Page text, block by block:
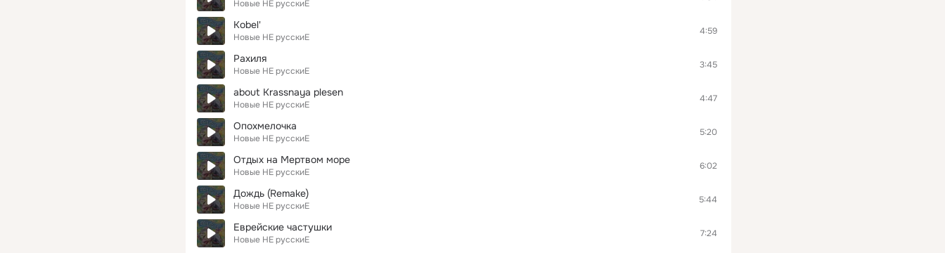
Новые НЕ русскиЕ
Kobel'
Новые НЕ русскиЕ
4:59
Рахиля
Новые НЕ русскиЕ
3:45
about Krassnaya plesen
Новые НЕ русскиЕ
4:47
Опохмелочка
Новые НЕ русскиЕ
5:20
Отдых на Мертвом море
Новые НЕ русскиЕ
6:02
Дождь (Remake)
Новые НЕ русскиЕ
5:44
Еврейские частушки
Новые НЕ русскиЕ
7:24